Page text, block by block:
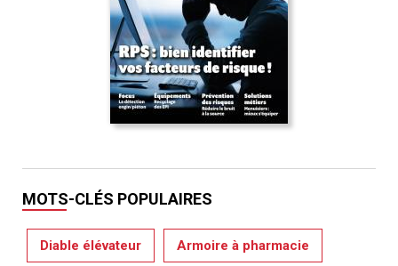
MOTS-CLÉS POPULAIRES
Diable élévateur Armoire à pharmacie